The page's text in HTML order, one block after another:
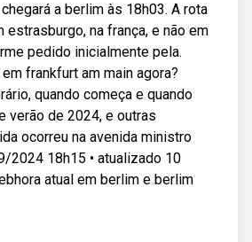
a berlim às 18h03. A rota
estrasburgo, na frança, e não em
pedido inicialmente pela.
frankfurt am main agora?
quando começa e quando
verão de 2024, e outras
ocorreu na avenida ministro
2024 18h15 • atualizado 10
atual em berlim e berlim